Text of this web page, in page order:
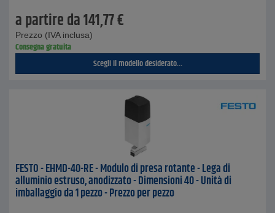
a partire da141,77€
Prezzo (IVA inclusa)
Consegna gratuita
Scegli il modello desiderato...
FESTO - EHMD-40-RE - Modulo di presa rotante - Lega di
alluminio estruso, anodizzato - Dimensioni 40 - Unità di
imballaggio da 1 pezzo - Prezzo per pezzo